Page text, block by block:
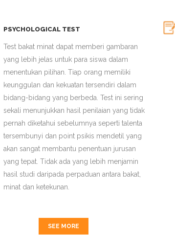
PSYCHOLOGICAL TEST
Test bakat minat dapat memberi gambaran
yang lebih jelas untuk para siswa dalam
menentukan pilihan. Tiap orang memiliki
keunggulan dan kekuatan tersendiri dalam
bidang-bidang yang berbeda. Test ini sering
sekali menunjukkan hasil penilaian yang tidak
pernah diketahui sebelumnya seperti talenta
tersembunyi dan point psikis mendetil yang
akan sangat membantu penentuan jurusan
yang tepat. Tidak ada yang lebih menjamin
hasil studi daripada perpaduan antara bakat,
minat dan ketekunan.
SEE MORE